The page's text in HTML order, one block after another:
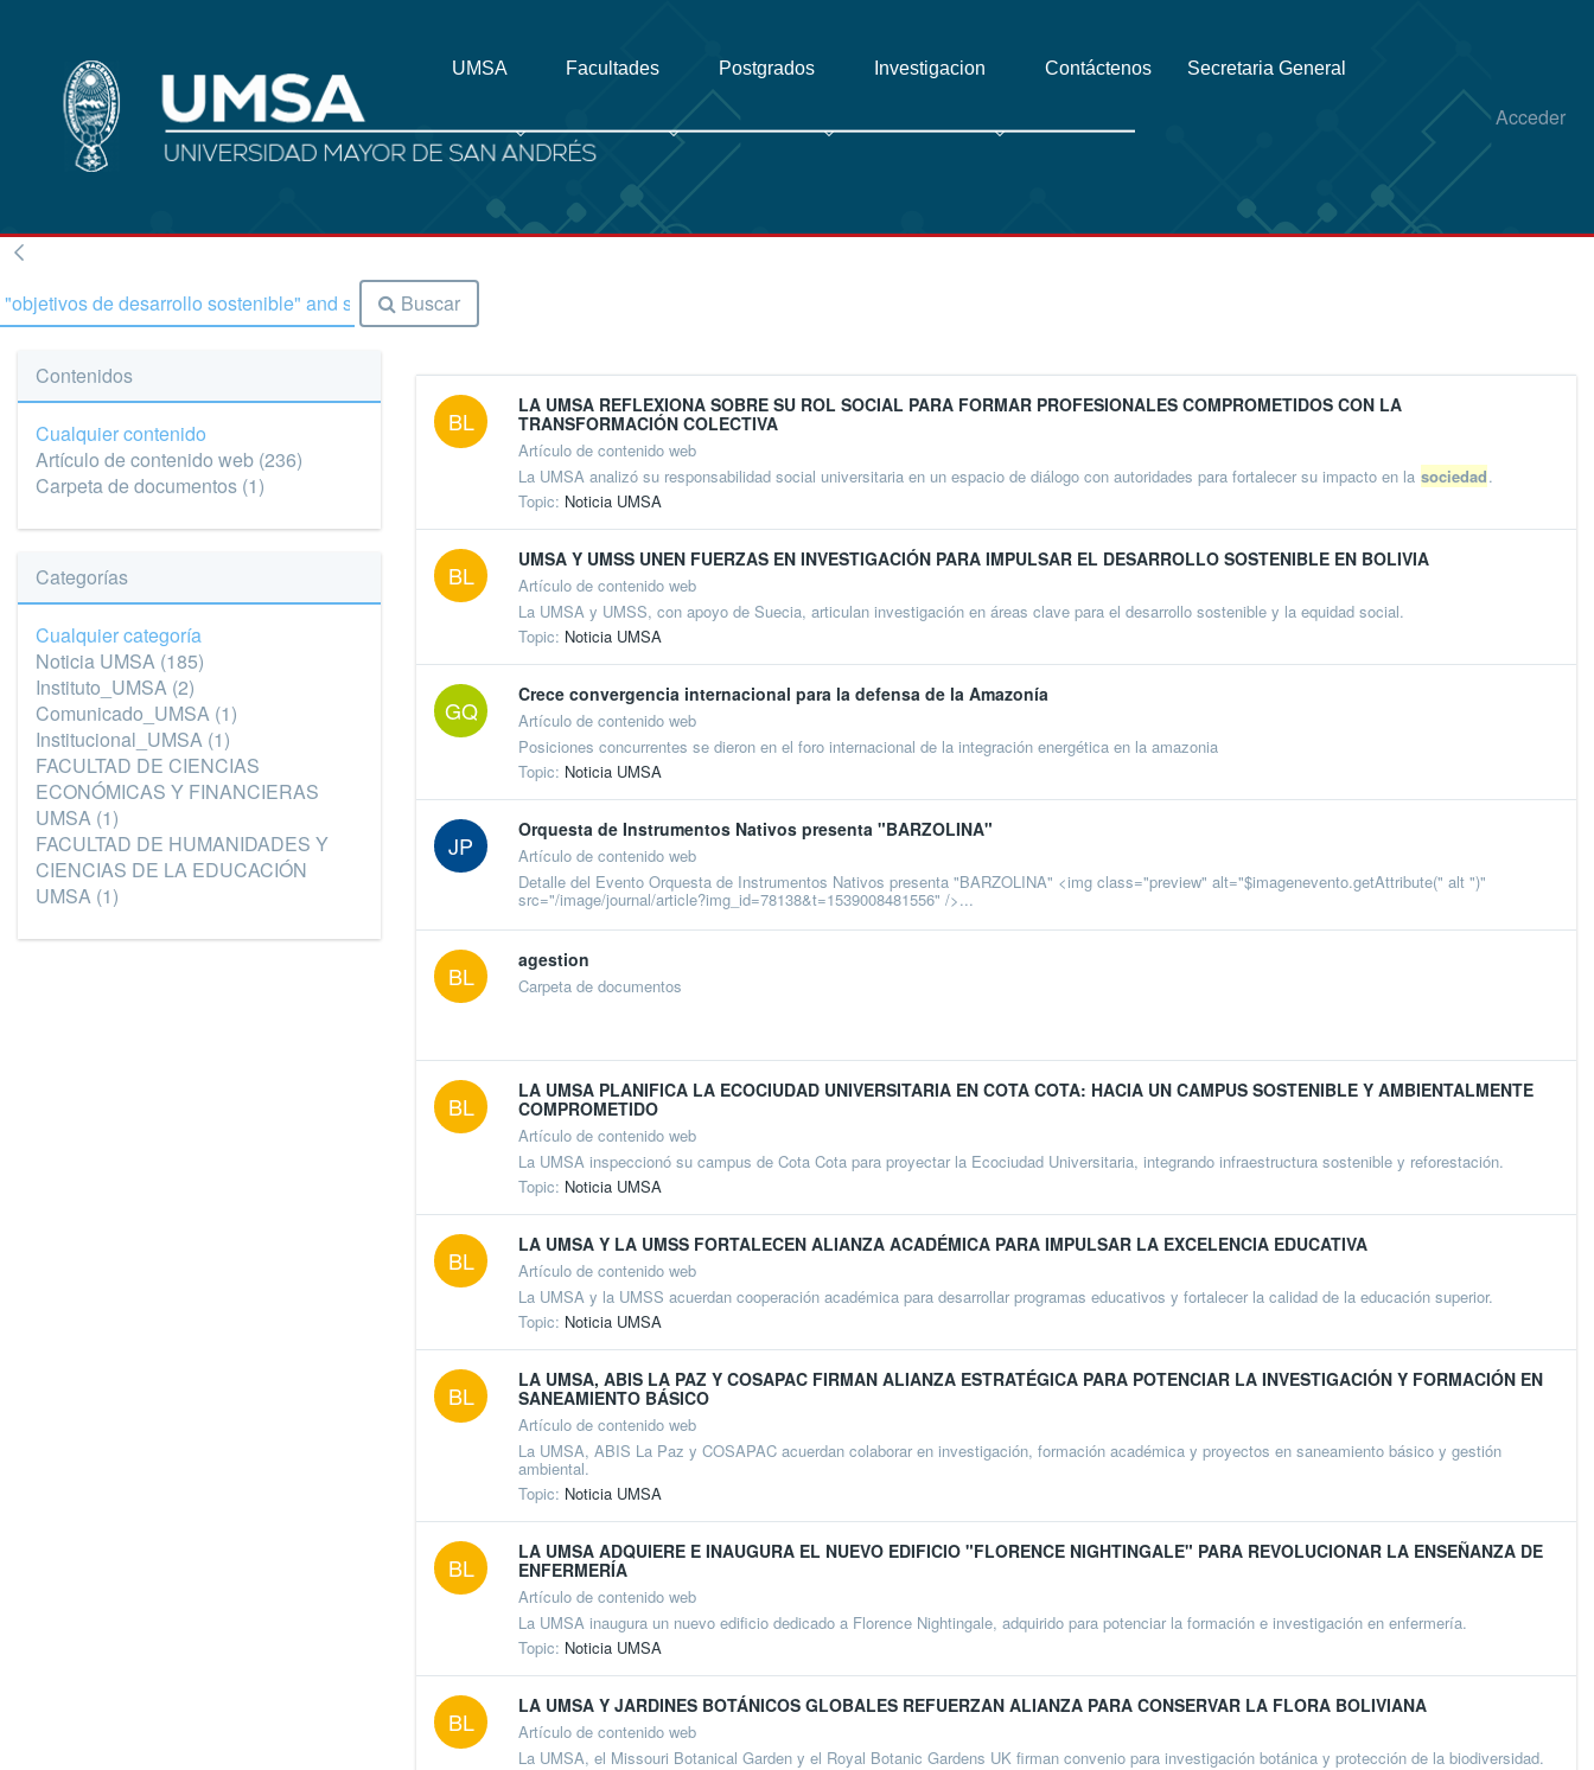
Acceder
UMSA Facultades Postgrados Investigacion Contáctenos Secretaria General
Buscar
Contenidos
Cualquier contenido
Artículo de contenido web (236)
Carpeta de documentos (1)
Categorías
Cualquier categoría
Noticia UMSA (185)
Instituto_UMSA (2)
Comunicado_UMSA (1)
Institucional_UMSA (1)
FACULTAD DE CIENCIAS
ECONÓMICAS Y FINANCIERAS
UMSA (1)
FACULTAD DE HUMANIDADES Y
CIENCIAS DE LA EDUCACIÓN
UMSA (1)
BL
LA UMSA REFLEXIONA SOBRE SU ROL SOCIAL PARA FORMAR PROFESIONALES COMPROMETIDOS CON LA
TRANSFORMACIÓN COLECTIVA
Artículo de contenido web
La UMSA analizó su responsabilidad social universitaria en un espacio de diálogo con autoridades para fortalecer su impacto en la sociedad.
Topic: Noticia UMSA
BL
UMSA Y UMSS UNEN FUERZAS EN INVESTIGACIÓN PARA IMPULSAR EL DESARROLLO SOSTENIBLE EN BOLIVIA
Artículo de contenido web
La UMSA y UMSS, con apoyo de Suecia, articulan investigación en áreas clave para el desarrollo sostenible y la equidad social.
Topic: Noticia UMSA
GQ
Crece convergencia internacional para la defensa de la Amazonía
Artículo de contenido web
Posiciones concurrentes se dieron en el foro internacional de la integración energética en la amazonia
Topic: Noticia UMSA
JP
Orquesta de Instrumentos Nativos presenta "BARZOLINA"
Artículo de contenido web
Detalle del Evento Orquesta de Instrumentos Nativos presenta "BARZOLINA" <img class="preview" alt="$imagenevento.getAttribute(" alt ")"
src="/image/journal/article?img_id=78138&t=1539008481556" />...
BL
agestion
Carpeta de documentos
BL
LA UMSA PLANIFICA LA ECOCIUDAD UNIVERSITARIA EN COTA COTA: HACIA UN CAMPUS SOSTENIBLE Y AMBIENTALMENTE
COMPROMETIDO
Artículo de contenido web
La UMSA inspeccionó su campus de Cota Cota para proyectar la Ecociudad Universitaria, integrando infraestructura sostenible y reforestación.
Topic: Noticia UMSA
BL
LA UMSA Y LA UMSS FORTALECEN ALIANZA ACADÉMICA PARA IMPULSAR LA EXCELENCIA EDUCATIVA
Artículo de contenido web
La UMSA y la UMSS acuerdan cooperación académica para desarrollar programas educativos y fortalecer la calidad de la educación superior.
Topic: Noticia UMSA
BL
LA UMSA, ABIS LA PAZ Y COSAPAC FIRMAN ALIANZA ESTRATÉGICA PARA POTENCIAR LA INVESTIGACIÓN Y FORMACIÓN EN
SANEAMIENTO BÁSICO
Artículo de contenido web
La UMSA, ABIS La Paz y COSAPAC acuerdan colaborar en investigación, formación académica y proyectos en saneamiento básico y gestión
ambiental.
Topic: Noticia UMSA
BL
LA UMSA ADQUIERE E INAUGURA EL NUEVO EDIFICIO "FLORENCE NIGHTINGALE" PARA REVOLUCIONAR LA ENSEÑANZA DE
ENFERMERÍA
Artículo de contenido web
La UMSA inaugura un nuevo edificio dedicado a Florence Nightingale, adquirido para potenciar la formación e investigación en enfermería.
Topic: Noticia UMSA
BL
LA UMSA Y JARDINES BOTÁNICOS GLOBALES REFUERZAN ALIANZA PARA CONSERVAR LA FLORA BOLIVIANA
Artículo de contenido web
La UMSA, el Missouri Botanical Garden y el Royal Botanic Gardens UK firman convenio para investigación botánica y protección de la biodiversidad.